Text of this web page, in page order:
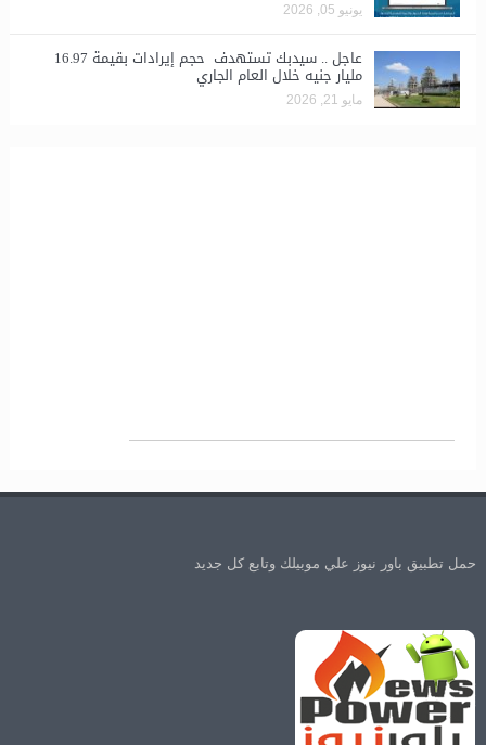
يونيو 05, 2026
عاجل .. سيدبك تستهدف حجم إيرادات بقيمة 16.97
مليار جنيه خلال العام الجاري
مايو 21, 2026
حمل تطبيق باور نيوز علي موبيلك وتابع كل جديد